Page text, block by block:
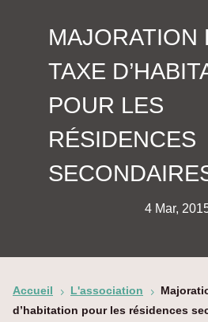
MAJORATION
TAXE
POUR LES
RÉSIDENCES
4 Mar,
Accueil 5 L'association 5
d’habitation pour les résidences